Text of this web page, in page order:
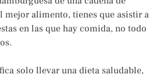
mejor alimento, tienes que asistir a
en las que hay comida, no todo
solo llevar una dieta saludable,